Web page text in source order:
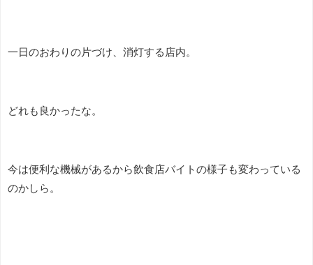
一日のおわりの片づけ、消灯する店内。
どれも良かったな。
今は便利な機械があるから飲食店バイトの様子も変わっている
のかしら。